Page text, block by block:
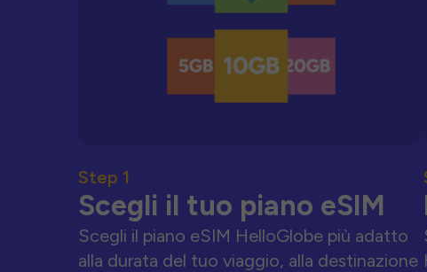
Step 1
Scegli il tuo piano eSIM
Scegli il piano eSIM HelloGlobe più adatto
alla durata del tuo viaggio, alla destinazione